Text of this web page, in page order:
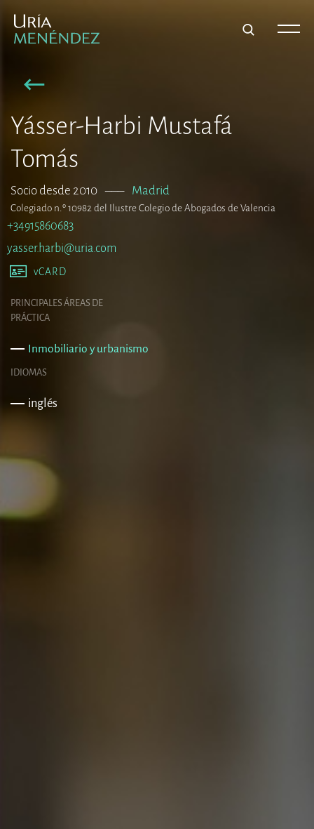
Yásser-Harbi Mustafá
Tomás
Socio desde 2010 ––– Madrid
Colegiado n.º 10982 del Ilustre Colegio de Abogados de Valencia
+34915860683
yasser.harbi@uria.com
vCARD
PRINCIPALES ÁREAS DE
PRÁCTICA
Inmobiliario y urbanismo
IDIOMAS
inglés